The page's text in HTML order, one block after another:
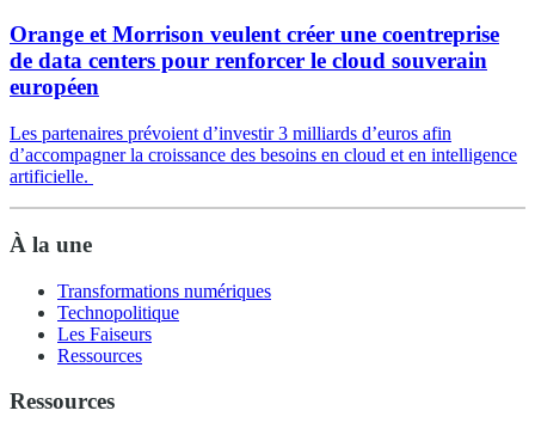
Orange et Morrison veulent créer une coentreprise
de data centers pour renforcer le cloud souverain
européen
Les partenaires prévoient d’investir 3 milliards d’euros afin
d’accompagner la croissance des besoins en cloud et en intelligence
artificielle.
À la une
Transformations numériques
Technopolitique
Les Faiseurs
Ressources
Ressources